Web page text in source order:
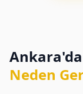
Ankara'da
Neden